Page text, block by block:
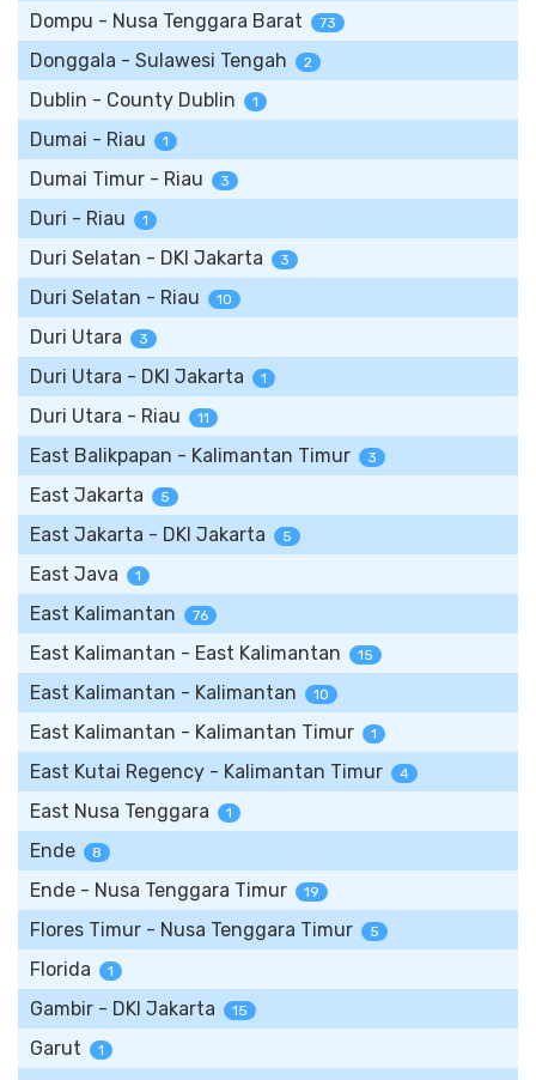
Dompu - Nusa Tenggara Barat 73
Donggala - Sulawesi Tengah 2
Dublin - County Dublin 1
Dumai - Riau 1
Dumai Timur - Riau 3
Duri - Riau 1
Duri Selatan - DKI Jakarta 3
Duri Selatan - Riau 10
Duri Utara 3
Duri Utara - DKI Jakarta 1
Duri Utara - Riau 11
East Balikpapan - Kalimantan Timur 3
East Jakarta 5
East Jakarta - DKI Jakarta 5
East Java 1
East Kalimantan 76
East Kalimantan - East Kalimantan 15
East Kalimantan - Kalimantan 10
East Kalimantan - Kalimantan Timur 1
East Kutai Regency - Kalimantan Timur 4
East Nusa Tenggara 1
Ende 8
Ende - Nusa Tenggara Timur 19
Flores Timur - Nusa Tenggara Timur 5
Florida 1
Gambir - DKI Jakarta 15
Garut 1